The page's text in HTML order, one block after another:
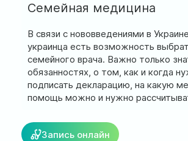
Вс: 9:00-17:00
official@test.test.vesta-
Семейная медицина
В связи с нововведениями в
украинца есть возможность
семейного врача. Важно только
обязанностях, о том, как и когда
подписать декларацию, на какую
помощь можно и нужно
Запись онлайн